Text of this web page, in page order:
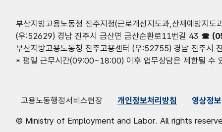
부산지방고용노동청 진주지청(근로개선지도과,산재예방지도
(우:52629) 경남 진주시 금산면 금산순환로11번길 43 ☎
부산지방고용노동청 진주고용센터 (우:52755) 경남 진주시
* 평일 근무시간(09:00~18:00) 이후 업무상담은 제한될 수
고용노동행정서비스헌장 개인정보처리방침 영상정
© Ministry of Employment and Labor. All rights